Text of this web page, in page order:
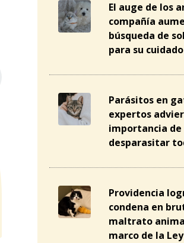
El auge de los
compañía
búsqueda de
para su
Parásitos en
expertos
importancia de
desparasitar
Providencia
condena en
maltrato
marco de la